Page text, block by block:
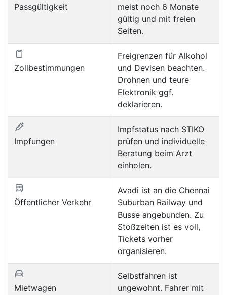
Passgültigkeit
meist noch 6 Monate
gültig und mit freien
Seiten.
Zollbestimmungen
Freigrenzen für Alkohol
und Devisen beachten.
Drohnen und teure
Elektronik ggf.
deklarieren.
Impfungen
Impfstatus nach STIKO
prüfen und individuelle
Beratung beim Arzt
einholen.
Öffentlicher Verkehr
Avadi ist an die Chennai
Suburban Railway und
Busse angebunden. Zu
Stoßzeiten ist es voll,
Tickets vorher
organisieren.
Mietwagen
Selbstfahren ist
ungewohnt. Fahrer mit